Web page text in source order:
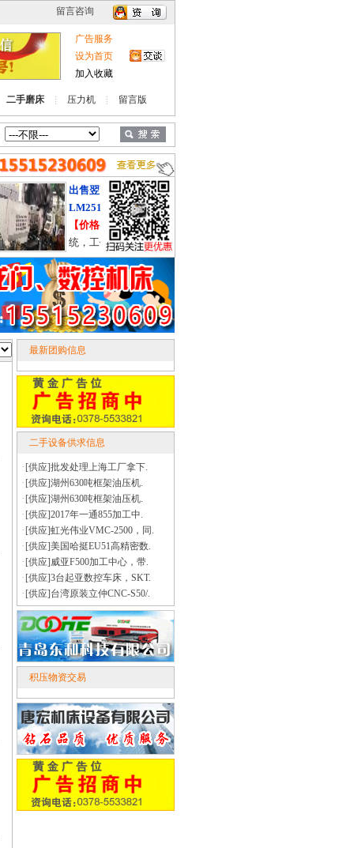
广告服务
设为首页
加入收藏
二手磨床 压力机 留言版
出售翌高龙门加工中心YG-
LM2517
【价格电议】三菱M70系
统，工作台2.5米X1.5米，在
位使用中，硬轨。
最新团购信息
二手设备供求信息
· [供应]批发处理上海工厂拿下.
· [供应]湖州630吨框架油压机.
· [供应]湖州630吨框架油压机.
· [供应]2017年一通855加工中.
· [供应]虹光伟业VMC-2500，同.
· [供应]美国哈挺EU51高精密数.
· [供应]威亚F500加工中心，带.
· [供应]3台起亚数控车床，SKT.
· [供应]台湾原装立仲CNC-S50/.
积压物资交易